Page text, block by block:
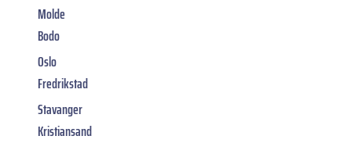
Molde
Bodo
Oslo
Fredrikstad
Stavanger
Kristiansand